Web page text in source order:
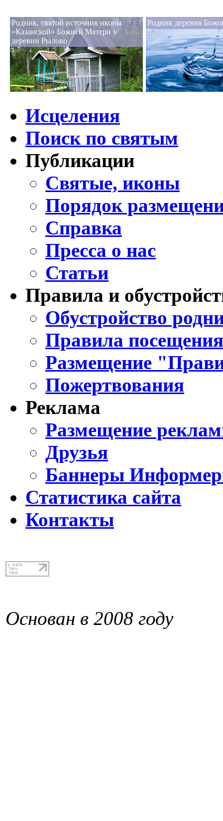
Родник, святой источник иконы
«Казанской» Божией Матери у
деревни Рылово
Родник деревня
Исцеления
Поиск по святым
Публикации
Святые, иконы
Порядок
Справка
Пресса о нас
Статьи
Правила и
Обустройство
Правила
Размещение
Пожертвования
Реклама
Размещение
Друзья
Баннеры
Статистика сайта
Контакты
Основан в 2008 году